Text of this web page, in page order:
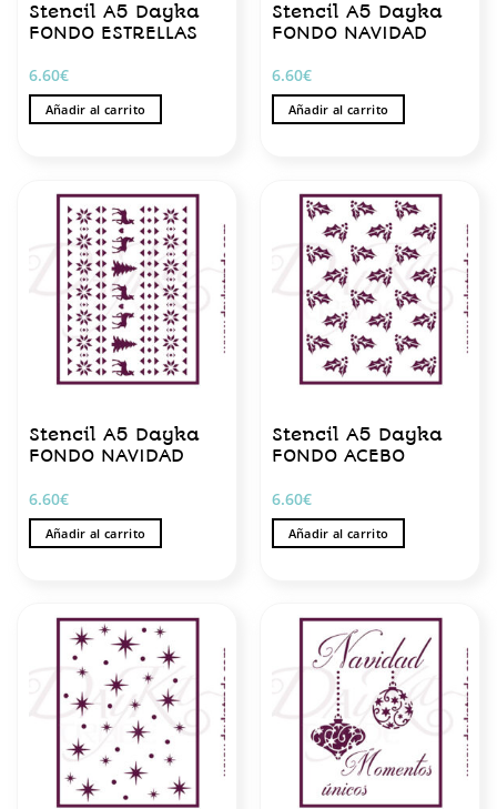
Stencil A5 Dayka
FONDO ESTRELLAS
6.60€
Añadir al carrito
Stencil A5 Dayka
FONDO NAVIDAD
6.60€
Añadir al carrito
Stencil A5 Dayka
FONDO NAVIDAD
6.60€
Añadir al carrito
Stencil A5 Dayka
FONDO ACEBO
6.60€
Añadir al carrito